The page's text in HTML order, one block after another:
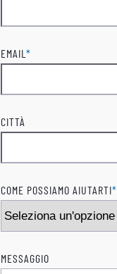
EMAIL*
CITTÀ
COME POSSIAMO AIUTARTI*
MESSAGGIO